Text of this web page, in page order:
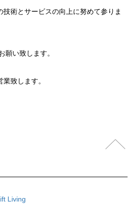
術とサービスの向上に努めて参りま
願い致します。
致します。
Living